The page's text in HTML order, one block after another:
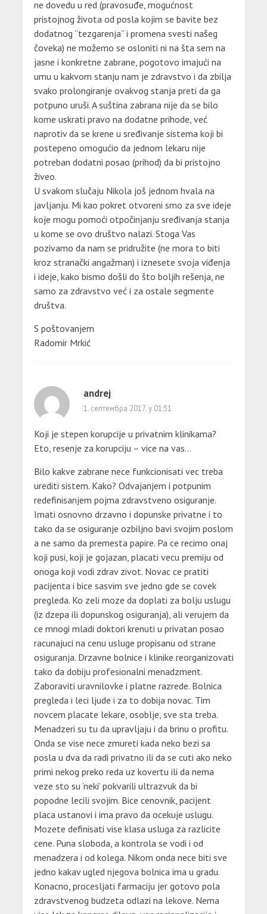
ne dovedu u red (pravosuđe, mogućnost
pristojnog života od posla kojim se bavite bez
dodatnog “tezgarenja” i promena svesti našeg
čoveka) ne možemo se osloniti ni na šta sem na
jasne i konkretne zabrane, pogotovo imajući na
umu u kakvom stanju nam je zdravstvo i da zbilja
svako prolongiranje ovakvog stanja preti da ga
potpuno uruši. A suština zabrana nije da se bilo
kome uskrati pravo na dodatne prihode, već
naprotiv da se krene u sređivanje sistema koji bi
postepeno omogućio da jednom lekaru nije
potreban dodatni posao (prihod) da bi pristojno
živeo.
U svakom slučaju Nikola još jednom hvala na
javljanju. Mi kao pokret otvoreni smo za sve ideje
koje mogu pomoći otpočinjanju sređivanja stanja
u kome se ovo društvo nalazi. Stoga Vas
pozivamo da nam se pridružite (ne mora to biti
kroz stranački angažman) i iznesete svoja viđenja
i ideje, kako bismo došli do što boljih rešenja, ne
samo za zdravstvo već i za ostale segmente
društva.
S poštovanjem
Radomir Mrkić
andrej
1. септембра 2017. у 01:51
Koji je stepen korupcije u privatnim klinikama?
Eto, resenje za korupciju – vice na vas…
Bilo kakve zabrane nece funkcionisati vec treba
urediti sistem. Kako? Odvajanjem i potpunim
redefinisanjem pojma zdravstveno osiguranje.
Imati osnovno drzavno i dopunske privatne i to
tako da se osiguranje ozbiljno bavi svojim poslom
a ne samo da premesta papire. Pa ce recimo onaj
koji pusi, koji je gojazan, placati vecu premiju od
onoga koji vodi zdrav zivot. Novac ce pratiti
pacijenta i bice sasvim sve jedno gde se covek
pregleda. Ko zeli moze da doplati za bolju uslugu
(iz dzepa ili dopunskog osiguranja), ali verujem da
ce mnogi mladi doktori krenuti u privatan posao
racunajuci na cenu usluge propisanu od strane
osiguranja. Drzavne bolnice i klinike reorganizovati
tako da dobiju profesionalni menadzment.
Zaboraviti uravnilovke i platne razrede. Bolnica
pregleda i leci ljude i za to dobija novac. Tim
novcem placate lekare, osoblje, sve sta treba.
Menadzeri su tu da upravljaju i da brinu o profitu.
Onda se vise nece zmureti kada neko bezi sa
posla u dva da radi privatno ili da se cuti ako neko
primi nekog preko reda uz kovertu ili da nema
veze sto su ‘neki’ pokvarili ultrazvuk da bi
popodne lecili svojim. Bice cenovnik, pacijent
placa ustanovi i ima pravo da ocekuje uslugu.
Mozete definisati vise klasa usluga za razlicite
cene. Puna sloboda, a kontrola se vodi i od
menadzera i od kolega. Nikom onda nece biti sve
jedno kakav ugled njegova bolnica ima u gradu.
Konacno, procesljati farmaciju jer gotovo pola
zdravstvenog budzeta odlazi na lekove. Nema